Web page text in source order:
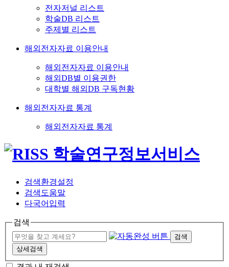
전자저널 리스트
학술DB 리스트
주제별 리스트
해외전자자료 이용안내
해외전자자료 이용안내
해외DB별 이용권한
대학별 해외DB 구독현황
해외전자자료 통계
해외전자자료 통계
검색환경설정
검색도움말
다국어입력
검색
검색
상세검색